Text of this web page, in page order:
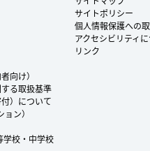
向け）
る取扱基準
）について
ン）
学校・中学校
サイトポリシー
個人情報保護への
アクセシビリティ
リンク